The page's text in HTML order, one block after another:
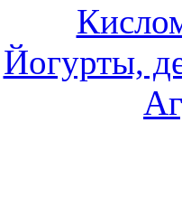
Йогурты,